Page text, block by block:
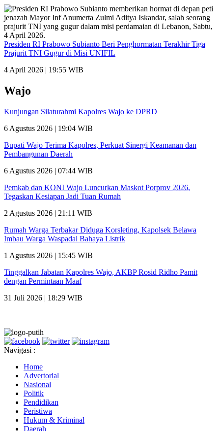
Presiden RI Prabowo Subianto Beri Penghormatan Terakhir Tiga
Prajurit TNI Gugur di Misi UNIFIL
4 April 2026 | 19:55 WIB
Wajo
Kunjungan Silaturahmi Kapolres Wajo ke DPRD
6 Agustus 2026 | 19:04 WIB
Bupati Wajo Terima Kapolres, Perkuat Sinergi Keamanan dan
Pembangunan Daerah
6 Agustus 2026 | 07:44 WIB
Pemkab dan KONI Wajo Luncurkan Maskot Porprov 2026,
Tegaskan Kesiapan Jadi Tuan Rumah
2 Agustus 2026 | 21:11 WIB
Rumah Warga Terbakar Diduga Korsleting, Kapolsek Belawa
Imbau Warga Waspadai Bahaya Listrik
1 Agustus 2026 | 15:45 WIB
Tinggalkan Jabatan Kapolres Wajo, AKBP Rosid Ridho Pamit
dengan Permintaan Maaf
31 Juli 2026 | 18:29 WIB
Navigasi :
Home
Advertorial
Nasional
Politik
Pendidikan
Peristiwa
Hukum & Kriminal
Daerah